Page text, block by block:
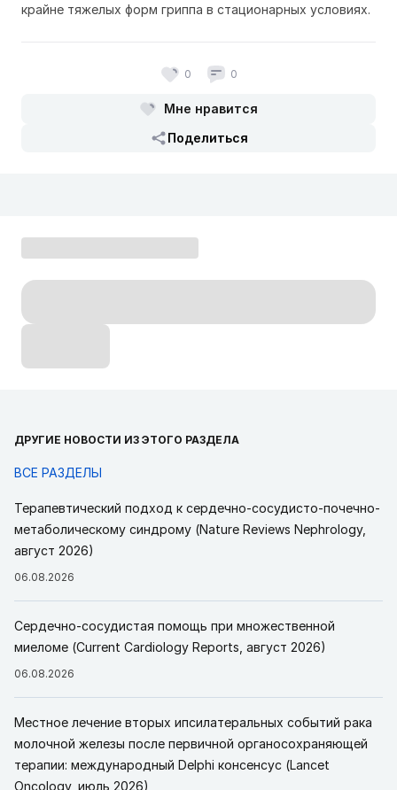
крайне тяжелых форм гриппа в стационарных условиях.
0 0
Мне нравится
Поделиться
ДРУГИЕ НОВОСТИ ИЗ ЭТОГО РАЗДЕЛА
ВСЕ РАЗДЕЛЫ
Терапевтический подход к сердечно-сосудисто-почечно-
метаболическому синдрому (Nature Reviews Nephrology,
август 2026)
06.08.2026
Сердечно-сосудистая помощь при множественной
миеломе (Current Cardiology Reports, август 2026)
06.08.2026
Местное лечение вторых ипсилатеральных событий рака
молочной железы после первичной органосохраняющей
терапии: международный Delphi консенсус (Lancet
Oncology, июль 2026)